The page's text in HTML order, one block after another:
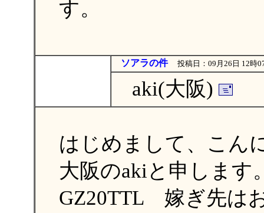
す。
ソアラの件 投稿日：09月26日 12時
aki(大阪)
はじめまして、こん
大阪のakiと申します
GZ20TTL 嫁ぎ先は